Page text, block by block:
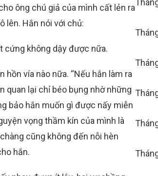
ông chú giả của mình cất lẻn ra
lên. Hắn nói với chủ:
cứng không dậy được nữa.
vía nào nữa. “Nếu hắn làm ra
quan lại chỉ béo bụng nhờ những
bảo hắn muốn gì được nấy miễn
vọng thầm kín của mình là
cũng không đến nỗi hèn
hắn.